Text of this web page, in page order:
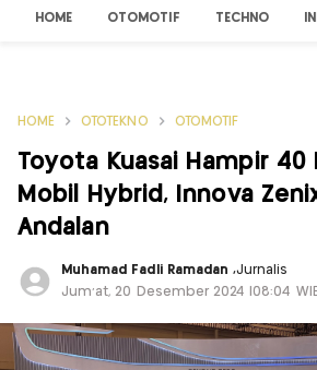
HOME OTOMOTIF TECHNO
HOME OTOTEKNO OTOMOTIF
Toyota Kuasai Hampir 40
Mobil Hybrid, Innova
Andalan
Muhamad Fadli Ramadan,Jurnalis
Jum'at, 20 Desember 2024 |08:04